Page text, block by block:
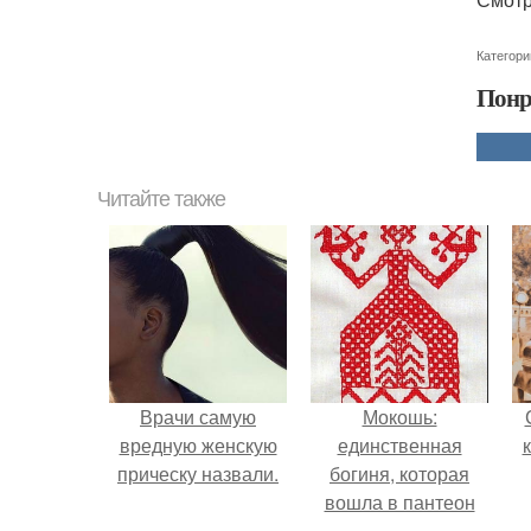
Читайте также
Врачи самую
вредную женскую
прическу назвали.
Мокошь:
единственная
богиня, которая
вошла в пантеон